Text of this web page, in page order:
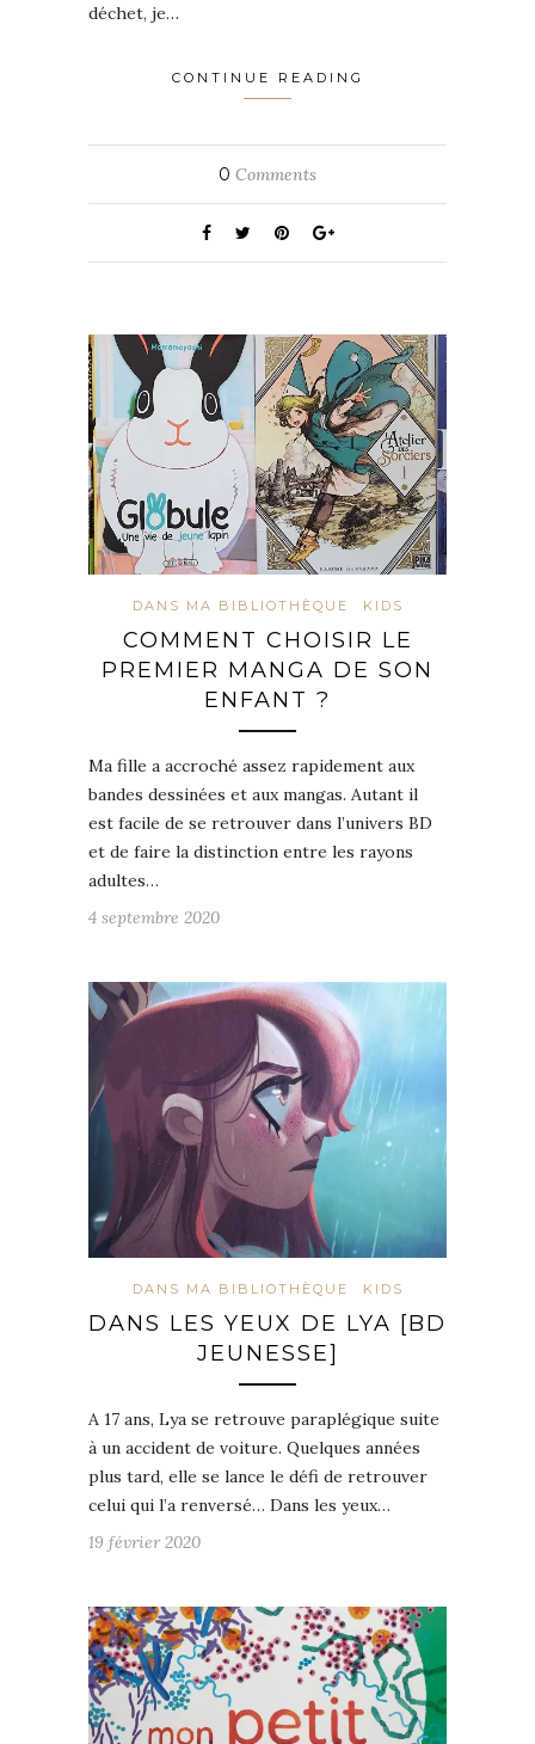
déchet, je…
CONTINUE READING
0 Comments
DANS MA BIBLIOTHÈQUE KIDS
COMMENT CHOISIR LE
PREMIER MANGA DE SON
ENFANT ?
Ma fille a accroché assez rapidement aux
bandes dessinées et aux mangas. Autant il
est facile de se retrouver dans l’univers BD
et de faire la distinction entre les rayons
adultes…
4 septembre 2020
DANS MA BIBLIOTHÈQUE KIDS
DANS LES YEUX DE LYA [BD
JEUNESSE]
A 17 ans, Lya se retrouve paraplégique suite
à un accident de voiture. Quelques années
plus tard, elle se lance le défi de retrouver
celui qui l’a renversé… Dans les yeux…
19 février 2020